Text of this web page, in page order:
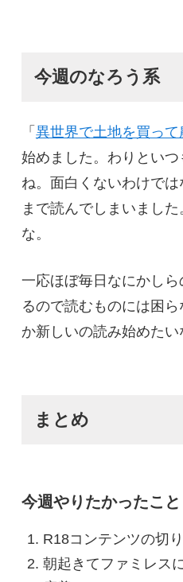
今週のなろう系
「 異世界で土地を買って
始めました。わりとい
ね。面白くないわけで
まで読んでしまいまし
な。
一応ほぼ毎日なにかし
るので読むものには困
か新しいの読み始めたい
まとめ
今週やりたかったこと
R18コンテンツの切
朝起きてファミレス